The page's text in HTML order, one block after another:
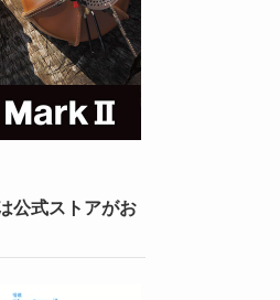
公式ストアがお